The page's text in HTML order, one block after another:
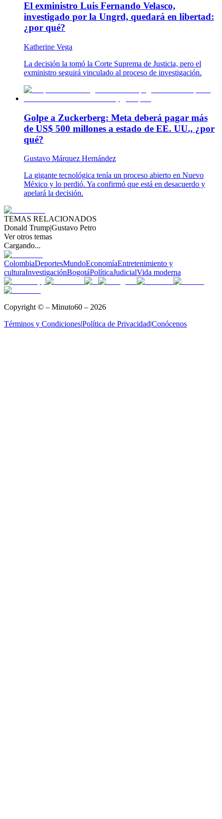
El exministro Luis Fernando Velasco,
investigado por la Ungrd, quedará en libertad:
¿por qué?
Katherine Vega
La decisión la tomó la Corte Suprema de Justicia, pero el
exministro seguirá vinculado al proceso de investigación.
Golpe a Zuckerberg: Meta deberá pagar más
de US$ 500 millones a estado de EE. UU., ¿por
qué?
Gustavo Márquez Hernández
La gigante tecnológica tenía un proceso abierto en Nuevo
México y lo perdió. Ya confirmó que está en desacuerdo y
apelará la decisión.
TEMAS RELACIONADOS
Donald Trump|Gustavo Petro
Ver otros temas
Cargando...
ColombiaDeportesMundoEconomíaEntretenimiento y
culturaInvestigaciónBogotáPolíticaJudicialVida moderna
Copyright © – Minuto60 – 2026
Términos y Condiciones|Política de Privacidad|Conócenos